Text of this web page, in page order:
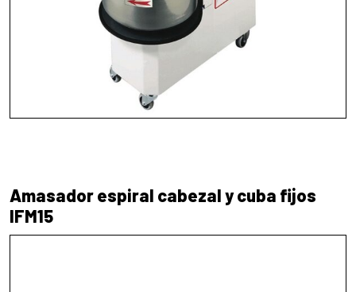
Amasador espiral cabezal y cuba fijos
IFM15